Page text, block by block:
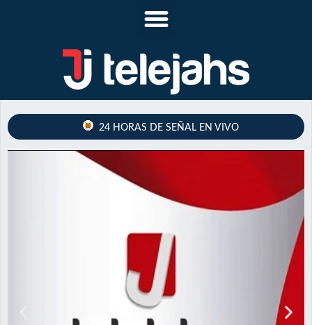
24 HORAS DE SEÑAL EN VIVO